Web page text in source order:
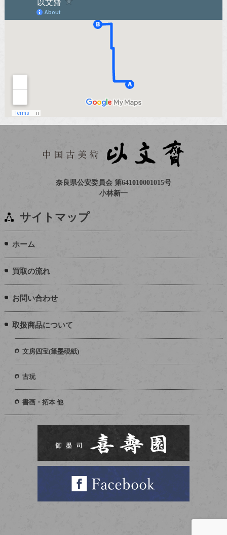
奈良県公安委員会 第641010001015号
小林新一
サイトマップ
ホーム
買取の流れ
お問い合わせ
取扱商品について
文房四宝(筆墨硯紙)
古玩
書画・拓本 他